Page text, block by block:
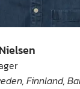
Finnland,